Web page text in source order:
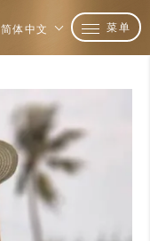
简体中文 菜单